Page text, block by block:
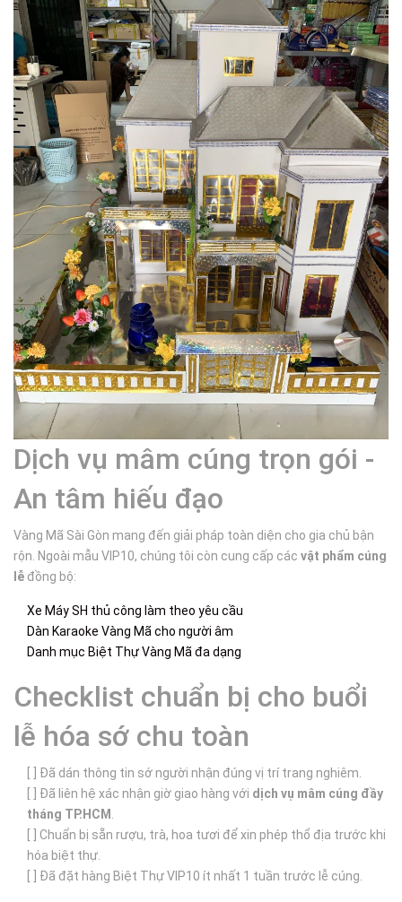
Dịch vụ mâm cúng trọn gói -
An tâm hiếu đạo
Vàng Mã Sài Gòn mang đến giải pháp toàn diện cho gia chủ bận
rộn. Ngoài mẫu VIP10, chúng tôi còn cung cấp các vật phẩm cúng
lễ đồng bộ:
Xe Máy SH thủ công làm theo yêu cầu
Dàn Karaoke Vàng Mã cho người âm
Danh mục Biệt Thự Vàng Mã đa dạng
Checklist chuẩn bị cho buổi
lễ hóa sớ chu toàn
[ ] Đã dán thông tin sớ người nhận đúng vị trí trang nghiêm.
[ ] Đã liên hệ xác nhận giờ giao hàng với dịch vụ mâm cúng đầy
tháng TP.HCM
[ ] Chuẩn bị sẵn rượu, trà, hoa tươi để xin phép thổ địa trước khi
hóa biệt thự.
[ ] Đã đặt hàng Biệt Thự VIP10 ít nhất 1 tuần trước lễ cúng.